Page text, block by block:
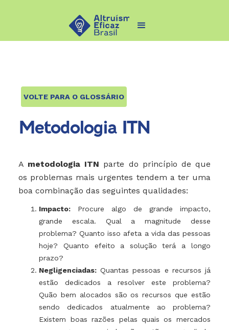
VOLTE PARA O GLOSSÁRIO
Metodologia ITN
A metodologia ITN parte do princípio de que
os problemas mais urgentes tendem a ter uma
boa combinação das seguintes qualidades:
Impacto: Procure algo de grande impacto,
grande escala. Qual a magnitude desse
problema? Quanto isso afeta a vida das pessoas
hoje? Quanto efeito a solução terá a longo
prazo?
Negligenciadas: Quantas pessoas e recursos já
estão dedicados a resolver este problema?
Quão bem alocados são os recursos que estão
sendo dedicados atualmente ao problema?
Existem boas razões pelas quais os mercados